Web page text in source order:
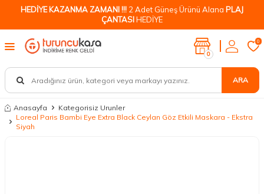
HEDİYE KAZANMA ZAMANI !!! 2 Adet Güneş Ürünü Alana PLAJ
ÇANTASIHEDİYE
ARA
0
0
Anasayfa
Kategorisiz Urunler
Loreal Paris Bambi Eye Extra Black Ceylan Göz Etkili Maskara - Ekstra
Siyah